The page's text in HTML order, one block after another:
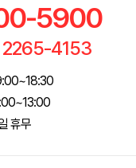
5900
2265-4153
휴무